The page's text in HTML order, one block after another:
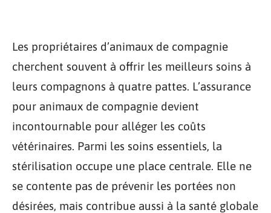
Les propriétaires d’animaux de compagnie
cherchent souvent à offrir les meilleurs soins à
leurs compagnons à quatre pattes. L’assurance
pour animaux de compagnie devient
incontournable pour alléger les coûts
vétérinaires. Parmi les soins essentiels, la
stérilisation occupe une place centrale. Elle ne
se contente pas de prévenir les portées non
désirées, mais contribue aussi à la santé globale